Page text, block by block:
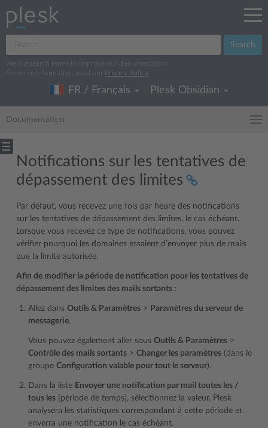
Search
We log search terms to improve our documentation.
For more information, read our
Privacy Policy
FR / Français Plesk Obsidian
Documentation
Notifications sur les tentatives de
dépassement des limites
Par défaut, vous recevez une fois par heure des notifications
sur les tentatives de dépassement des limites, le cas échéant.
Lorsque vous recevez ce type de notifications, vous pouvez
vérifier pourquoi les domaines essaient d’envoyer plus de mails
que la limite autorisée.
Afin de modifier la période de notification pour les tentatives de
dépassement des limites des mails sortants :
Allez dans Outils & Paramètres > Paramètres du serveur de
messagerie.
Vous pouvez également aller sous Outils & Paramètres >
Contrôle des mails sortants > Changer les paramètres (dans le
groupe Configuration valable pour tout le serveur).
Dans la liste Envoyer une notification par mail toutes les /
tous les [période de temps], sélectionnez la valeur. Plesk
analysera les statistiques correspondant à cette période et
enverra une notification le cas échéant.